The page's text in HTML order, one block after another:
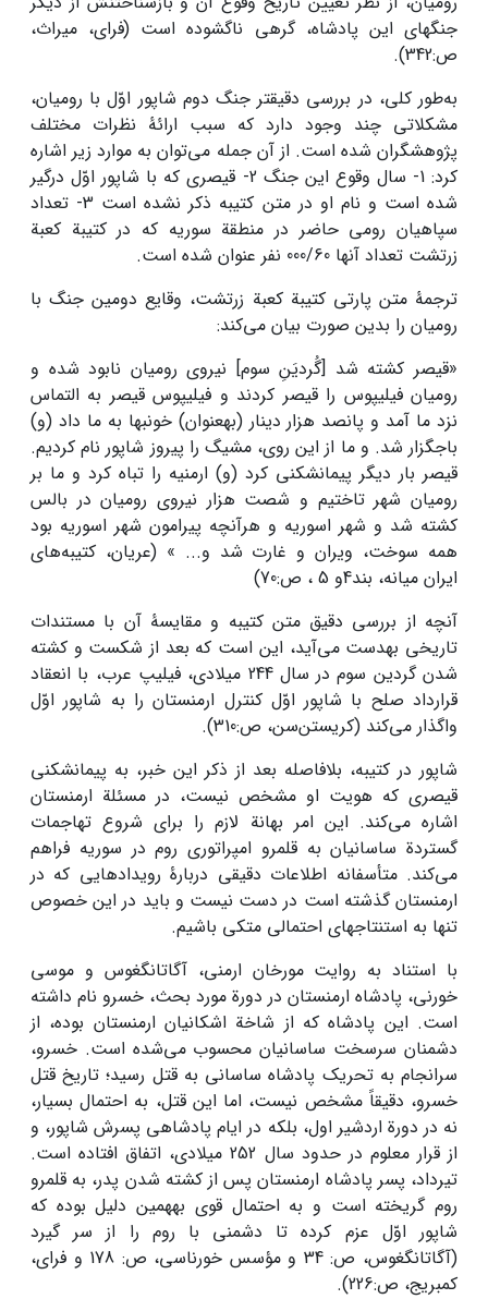
جنگ­های این پادشاه، گرهی ناگشوده است (فرای، میراث،
ص:342).
به‌طور کلی، در بررسی دقیق­تر جنگ دوم شاپور اوّل با رومیان،
مشکلاتی چند وجود دارد که سبب ارائۀ نظرات مختلف
پژوهشگران شده است. از آن جمله می‌توان به موارد زیر اشاره
کرد: 1- سال وقوع این جنگ 2- قیصری که با شاپور اوّل درگیر
شده است و نام او در متن کتیبه ذکر نشده است 3- تعداد
سپاهیان رومی حاضر در منطقة سوریه که در کتیبة کعبة
زرتشت تعداد آنها 000/60 نفر عنوان شده است.
ترجمۀ متن پارتی کتیبة کعبة زرتشت، وقایع دومین جنگ با
رومیان را بدین صورت بیان می‌کند:
«قیصر کشته شد [گُردیَنِ سوم] نیروی رومیان نابود شده و
رومیان فیلیپوس را قیصر کردند و فیلیپوس قیصر به التماس
نزد ما آمد و پانصد هزار دینار (به­عنوان) خون­بها به ما داد (و)
باج­گزار شد. و ما از این روی، مشیگ را پیروز شاپور نام کردیم.
قیصر بار دیگر پیمان­شکنی کرد (و) ارمنیه را تباه کرد و ما بر
رومیان شهر تاختیم و شصت هزار نیروی رومیان در بالس
کشته شد و شهر اسوریه و هرآنچه پیرامون شهر اسوریه بود
همه سوخت، ویران و غارت شد و... » (عریان، کتیبه‌های
ایران میانه، بند4و 5 ، ص:70)
آنچه از بررسی دقیق متن کتیبه و مقایسۀ آن با مستندات
تاریخی به­دست می‌آید، این است که بعد از شکست و کشته
شدن گردین سوم در سال 244 میلادی، فیلیپ عرب، با انعقاد
قرارداد صلح با شاپور اوّل کنترل ارمنستان را به شاپور اوّل
واگذار می‌کند (کریستن‌سن، ص:310).
شاپور در کتیبه، بلافاصله بعد از ذکر این خبر، به پیمان­شکنی
قیصری که هویت او مشخص نیست، در مسئلة ارمنستان
اشاره می‌کند. این امر بهانة لازم را برای شروع تهاجمات
گستردة ساسانیان به قلمرو امپراتوری روم در سوریه فراهم
می‌کند. متأسفانه اطلاعات دقیقی دربارۀ رویدادهایی که در
ارمنستان گذشته است در دست نیست و باید در این خصوص
تنها به استنتاج­های احتمالی متکی باشیم.
با استناد به روایت مورخان ارمنی، آگاتانگغوس و موسی
خورنی، پادشاه ارمنستان در دورة مورد بحث، خسرو نام داشته
است. این پادشاه که از شاخة اشکانیان ارمنستان بوده، از
دشمنان سرسخت ساسانیان محسوب می‌شده است. خسرو،
سرانجام به تحریک پادشاه ساسانی به قتل رسید؛ تاریخ قتل
خسرو، دقیقاً مشخص نیست، اما این قتل، به احتمال بسیار،
نه در دورة اردشیر اول، بلکه در ایام پادشاهی پسرش شاپور، و
از قرار معلوم در حدود سال 252 میلادی، اتفاق افتاده است.
تیرداد، پسر پادشاه ارمنستان پس از کشته شدن پدر، به قلمرو
روم گریخته است و به احتمال قوی به­همین دلیل بوده که
شاپور اوّل عزم کرده تا دشمنی با روم را از سر گیرد
(آگاتانگغوس، ص: 34 و مؤسس خورناسی، ص: 178 و فرای،
کمبریج، ص:226).